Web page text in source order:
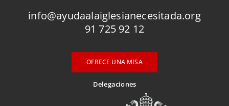
info@ayudaalaiglesianecesitada.org
91 725 92 12
OFRECE UNA MISA
Delegaciones